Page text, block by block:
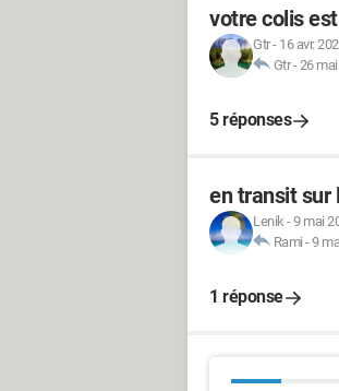
votre colis
Gtr- 16 avr.
Gtr-26
5 réponses
en transit sur
Lenik-9 mai
Rami -9
1 réponse